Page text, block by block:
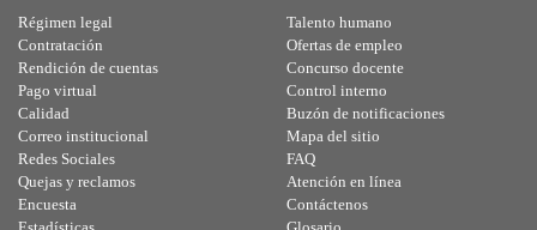
Régimen legal
Contratación
Rendición de cuentas
Pago virtual
Calidad
Talento humano
Ofertas de empleo
Concurso docente
Control interno
Buzón de notificaciones
Correo institucional
Redes Sociales
Quejas y reclamos
Encuesta
Mapa del sitio
FAQ
Atención en línea
Contáctenos